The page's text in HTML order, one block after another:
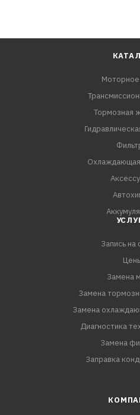
Тормозная
Запись на
Замена
Замена
Замена
Диагностика
Замена
Заправка